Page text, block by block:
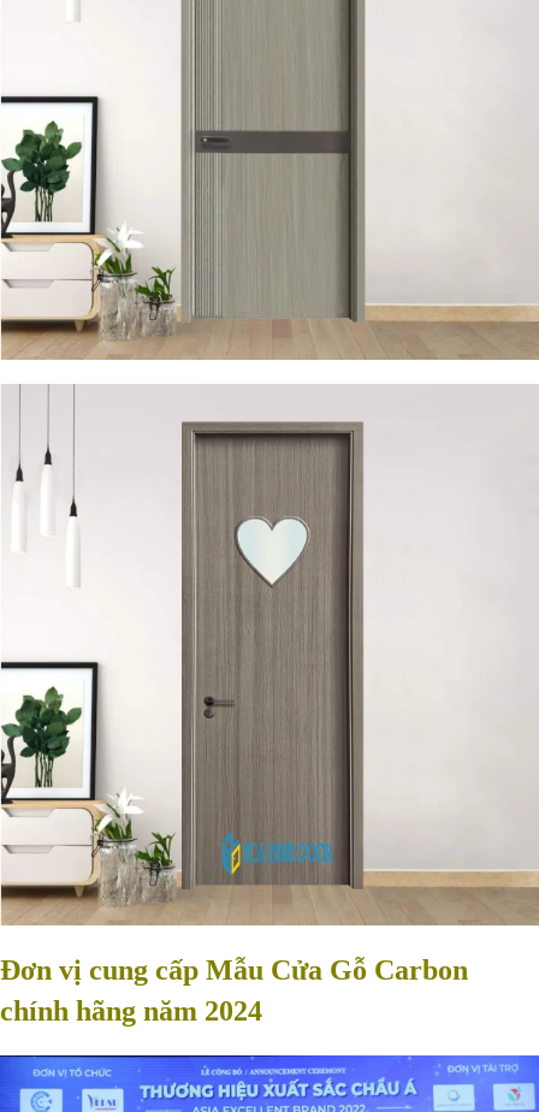
Đơn vị cung cấp Mẫu Cửa Gỗ Carbon
chính hãng năm 2024